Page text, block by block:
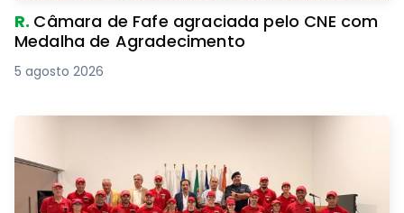
R. Câmara de Fafe agraciada pelo CNE com
Medalha de Agradecimento
5 agosto 2026